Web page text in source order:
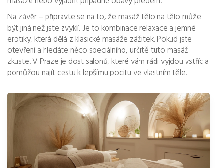
Na závěr – připravte se na to, že masáž tělo na tělo může
být jiná než jste zvyklí. Je to kombinace relaxace a jemné
erotiky, která dělá z klasické masáže zážitek. Pokud jste
otevření a hledáte něco speciálního, určitě tuto masáž
zkuste. V Praze je dost salonů, které vám rádi vyjdou vstříc a
pomůžou najít cestu k lepšímu pocitu ve vlastním těle.